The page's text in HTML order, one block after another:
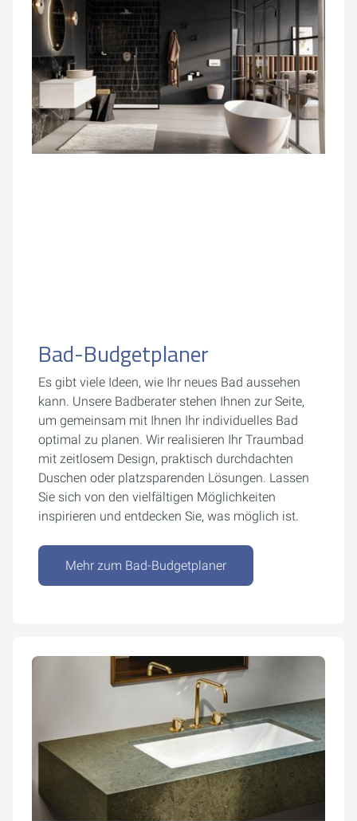
Bad-Budgetplaner
Es gibt viele Ideen, wie Ihr neues Bad aussehen
kann. Unsere Badberater stehen Ihnen zur Seite,
um gemeinsam mit Ihnen Ihr individuelles Bad
optimal zu planen. Wir realisieren Ihr Traumbad
mit zeitlosem Design, praktisch durchdachten
Duschen oder platzsparenden Lösungen. Lassen
Sie sich von den vielfältigen Möglichkeiten
inspirieren und entdecken Sie, was möglich ist.
Mehr zum Bad-Budgetplaner